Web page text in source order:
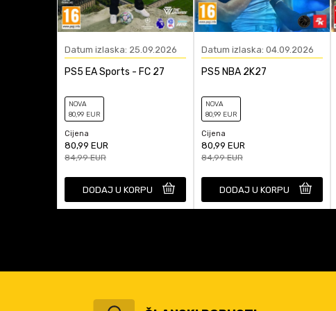
Datum izlaska: 25.09.2026
PS5 EA Sports - FC 27
NOVA
80,99 EUR
Cijena
80,99 EUR
84,99EUR
DODAJ U KORPU
Datum izlaska: 04.09.2026
PS5 NBA 2K27
NOVA
80,99 EUR
Cijena
80,99 EUR
84,99EUR
DODAJ U KORPU